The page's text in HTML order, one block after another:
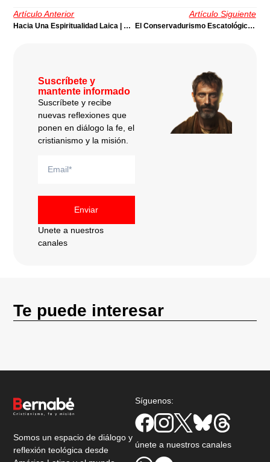
Artículo Anterior
Hacia Una Espiritualidad Laica | Por Víctor Rey
Artículo Siguiente
El Conservadurismo Escatológico Cristiano Como Fascismo Teológico | Por José Chacón
Suscríbete y
mantente informado
Suscríbete y recibe
nuevas reflexiones que
ponen en diálogo la fe, el
cristianismo y la misión.
Enviar
Unete a nuestros
canales
Te puede interesar
Somos un espacio de diálogo y
reflexión teológica desde
Síguenos:
únete a nuestros canales